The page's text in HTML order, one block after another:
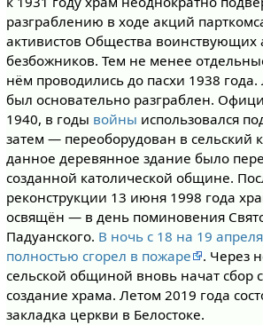
разграблению в ходе акций
активистов Общества воинствующих
безбожников. Тем не менее
нём проводились до пасхи 1938 года.
был основательно разграблен.
1940, в годы войны использовался
затем — переоборудован в сельский
данное деревянное здание было
созданной католической общине.
реконструкции 13 июня 1998 года
освящён — в день поминовения
Падуанского. В ночь с 18 на 19
полностью сгорел в пожаре
. Через
сельской общиной вновь начат сбор
создание храма. Летом 2019 года
закладка церкви в Белостоке.